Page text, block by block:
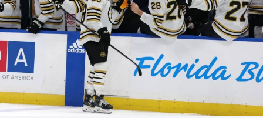
Americký fotbal
Baseball a softbal
Basketbal
Biatlon
NEPŘEHLÉDNĚTE
Soutěže
Historické návraty
Aplikace ČT sport